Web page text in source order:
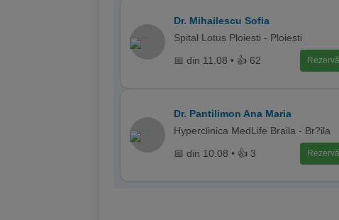
Dr. Mihailescu Sofia
Spital Lotus Ploiesti - Ploiesti
📅 din 11.08 • 👍 62 Rezervă
Dr. Pantilimon Ana Maria
Hyperclinica MedLife Braila - Br?ila
📅 din 10.08 • 👍 3 Rezervă